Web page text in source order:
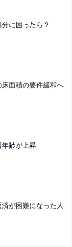
に困ったら？
面積の要件緩和へ
齢が上昇
が困難になった人